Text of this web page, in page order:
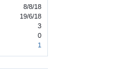
8/8/18
19/6/18
3
0
1